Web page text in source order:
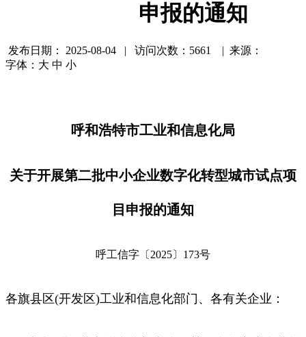
申报的通知
发布日期：
2025-08-04 | 访问次数：5661 | 来源：
字体： 大 中 小
呼和浩特市工业和信息化局
关于开展第二批中小企业数字化转型城市试点项
目申报的通知
呼工信字〔2025〕173号
各旗县区(开发区)工业和信息化部门、各有关企业：